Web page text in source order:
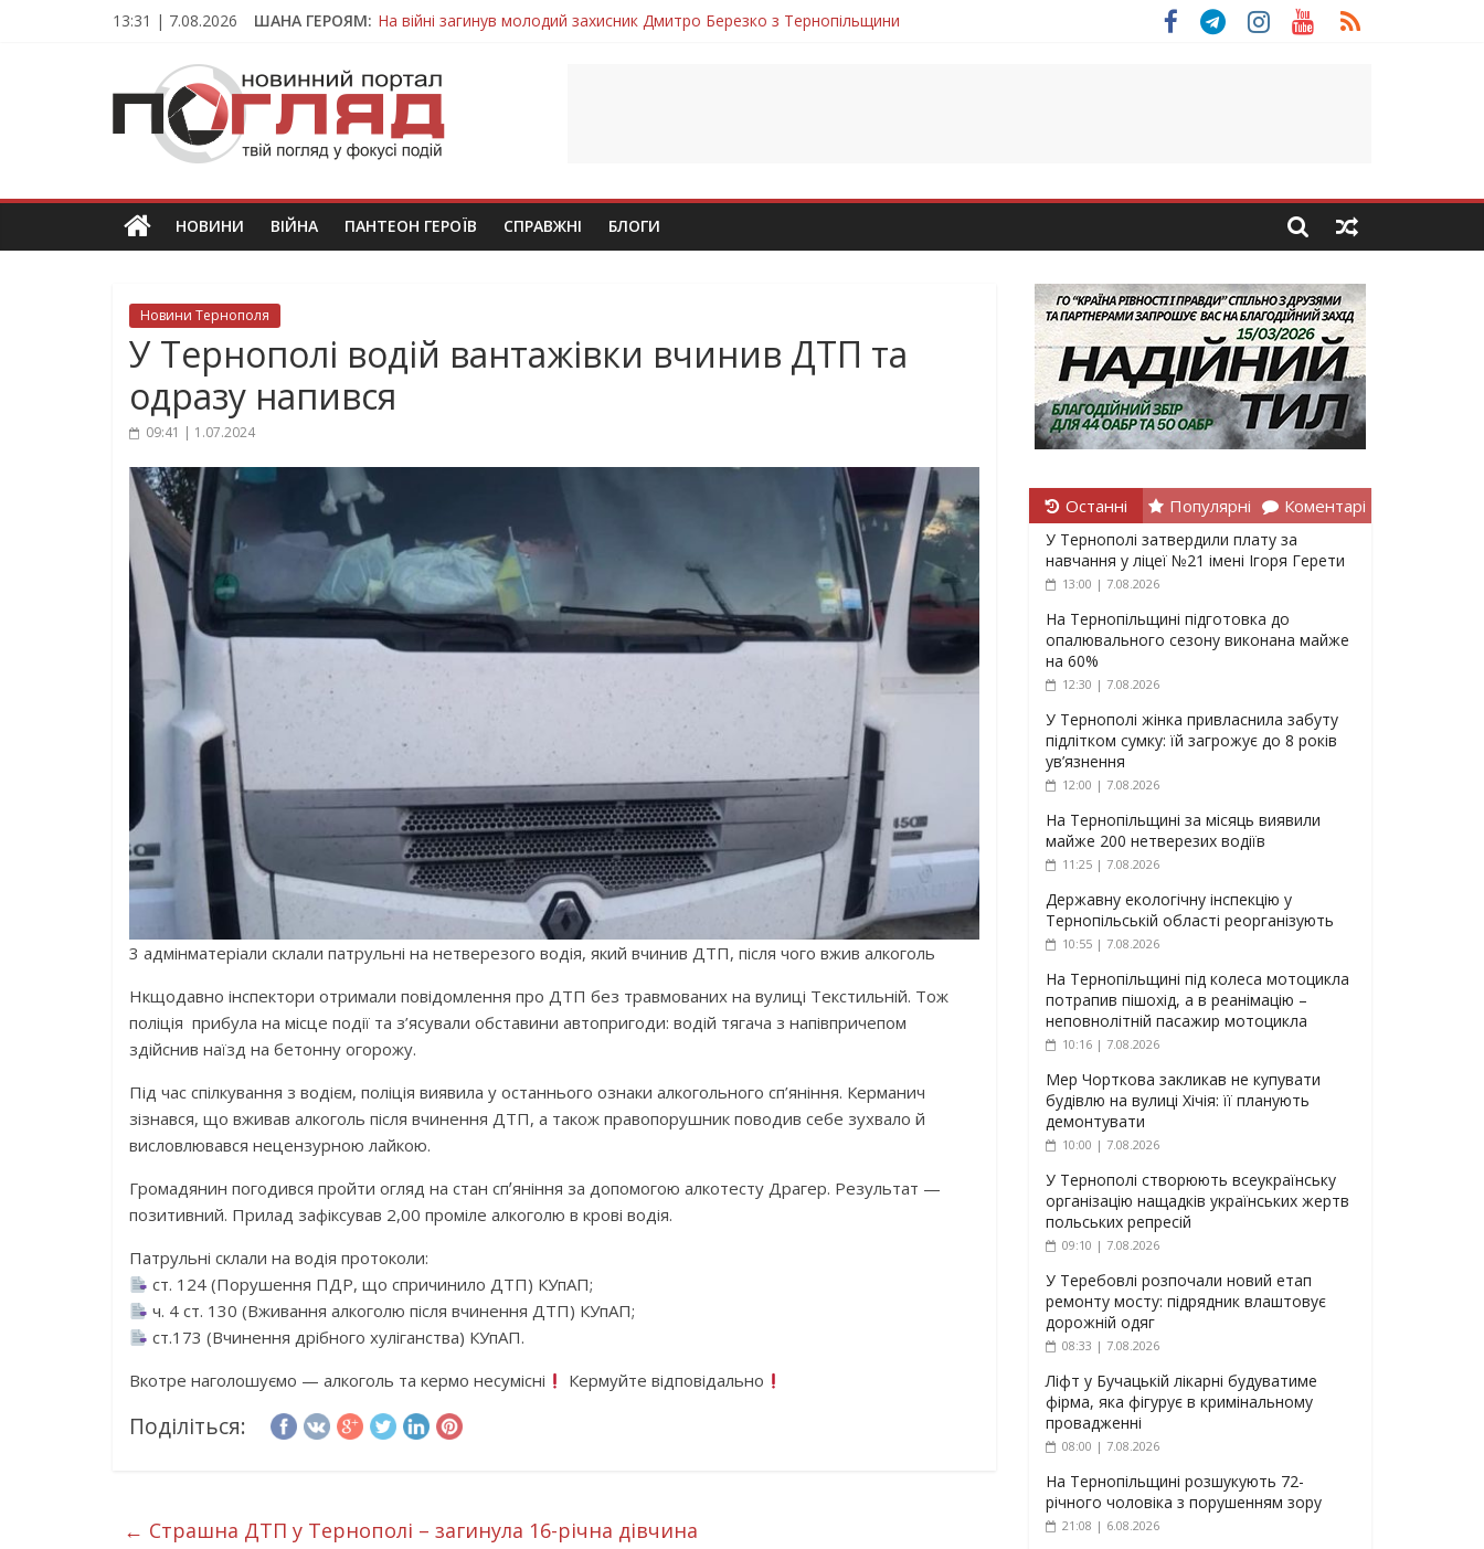
13:31 | 7.08.2026 ШАНА ГЕРОЯМ: Тернопільщина втратила захисника Володимира Вельму
Тернопільщина в скорботі: на щиті повертається воїн Володимир Паламарчук
Вважався зниклим безвісти, – Ангелом додому повертається захисник Михайло Скоробогатий з Тернопільщини
ПОГЛЯД
Новини
Тернополя.
новини
та
НОВИНИ ВІЙНА ПАНТЕОН ГЕРОЇВ СПРАВЖНІ БЛОГИ
Новини Тернополя
У Тернополі водій вантажівки вчинив ДТП та
одразу напився
09:41 | 1.07.2024
3 адмінматеріали склали патрульні на нетверезого водія, який вчинив ДТП, після чого вжив алкоголь
Нкщодавно інспектори отримали повідомлення про ДТП без травмованих на вулиці Текстильній. Тож
поліція прибула на місце події та з’ясували обставини автопригоди: водій тягача з напівпричепом
здійснив наїзд на бетонну огорожу.
Під час спілкування з водієм, поліція виявила у останнього ознаки алкогольного сп’яніння. Керманич
зізнався, що вживав алкоголь після вчинення ДТП, а також правопорушник поводив себе зухвало й
висловлювався нецензурною лайкою.
Громадянин погодився пройти огляд на стан спʼяніння за допомогою алкотесту Драгер. Результат —
позитивний. Прилад зафіксував 2,00 проміле алкоголю в крові водія.
Патрульні склали на водія протоколи:
ст. 124 (Порушення ПДР, що спричинило ДТП) КУпАП;
ч. 4 ст. 130 (Вживання алкоголю після вчинення ДТП) КУпАП;
ст.173 (Вчинення дрібного хуліганства) КУпАП.
Вкотре наголошуємо — алкоголь та кермо несумісні
Кермуйте відповідально
Поділіться:
← Страшна ДТП у Тернополі – загинула 16-річна дівчина
Останні Популярні Коментарі
У Тернополі затвердили плату за
навчання у ліцеї №21 імені Ігоря Герети
13:00 | 7.08.2026
На Тернопільщині підготовка до
опалювального сезону виконана майже
на 60%
12:30 | 7.08.2026
У Тернополі жінка привласнила забуту
підлітком сумку: їй загрожує до 8 років
ув’язнення
12:00 | 7.08.2026
На Тернопільщині за місяць виявили
майже 200 нетверезих водіїв
11:25 | 7.08.2026
Державну екологічну інспекцію у
Тернопільській області реорганізують
10:55 | 7.08.2026
На Тернопільщині під колеса мотоцикла
потрапив пішохід, а в реанімацію –
неповнолітній пасажир мотоцикла
10:16 | 7.08.2026
Мер Чорткова закликав не купувати
будівлю на вулиці Хічія: її планують
демонтувати
10:00 | 7.08.2026
У Тернополі створюють всеукраїнську
організацію нащадків українських жертв
польських репресій
09:10 | 7.08.2026
У Теребовлі розпочали новий етап
ремонту мосту: підрядник влаштовує
дорожній одяг
08:33 | 7.08.2026
Ліфт у Бучацькій лікарні будуватиме
фірма, яка фігурує в кримінальному
провадженні
08:00 | 7.08.2026
На Тернопільщині розшукують 72-
річного чоловіка з порушенням зору
21:08 | 6.08.2026